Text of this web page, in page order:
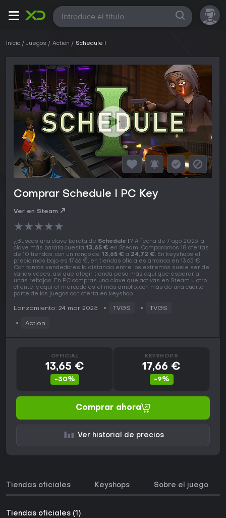
Todas
Inicio Juegos Action Schedule I
Comprar Schedule I PC Key
Ver en Steam
★★★★★
¿Buscas una clave barata de Schedule I? A fecha de 7 ago 2026 la
clave más barata cuesta 13,65 € en Steam. Comparamos 18 ofertas
de 10 tiendas, con un rango de 13,65 € a 24,72 €. En keyshops el
precio más bajo es 17,66 €, en tiendas oficiales arranca en 13,65 €.
Con tantos vendedores la distancia entre los extremos suele ser de
varias veces, así que elegir tienda pesa más aquí que esperar a
unas rebajas. En PC compras una clave que activas en Steam u otro
cliente, y aquí el mercado es el más amplio, con más de una cuarta
parte de los juegos con oferta en keyshop.
Lanzamiento: 24 mar 2025 TVGS TVGS
Action
OFFICIAL
13,65 €
-30%
KEYSHOPS
17,66 €
-9%
Comprar ahora
Ver historial de precios
Tiendas oficiales Keyshops Sobre el juego
Tiendas oficiales (1)